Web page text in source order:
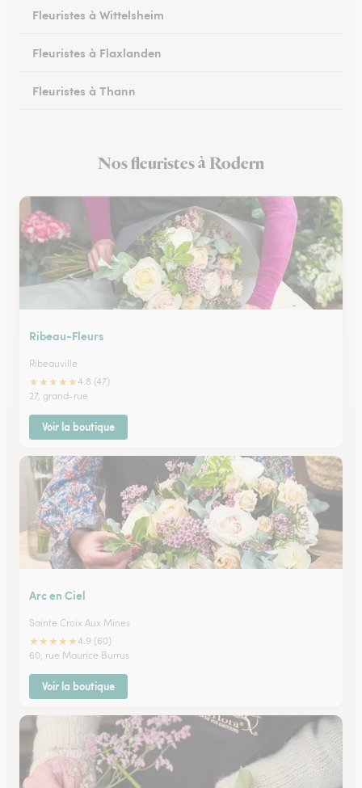
Fleuristes à Wittelsheim
Fleuristes à Flaxlanden
Fleuristes à Thann
Fleuristes à Kingersheim
Nos fleuristes à Rodern
Ribeau-Fleurs
Ribeauville
★★★★★4.8 (47)
27, grand-rue
Voir la boutique
Arc en Ciel
Sainte Croix Aux Mines
★★★★★4.9 (60)
60, rue Maurice Burrus
Voir la boutique